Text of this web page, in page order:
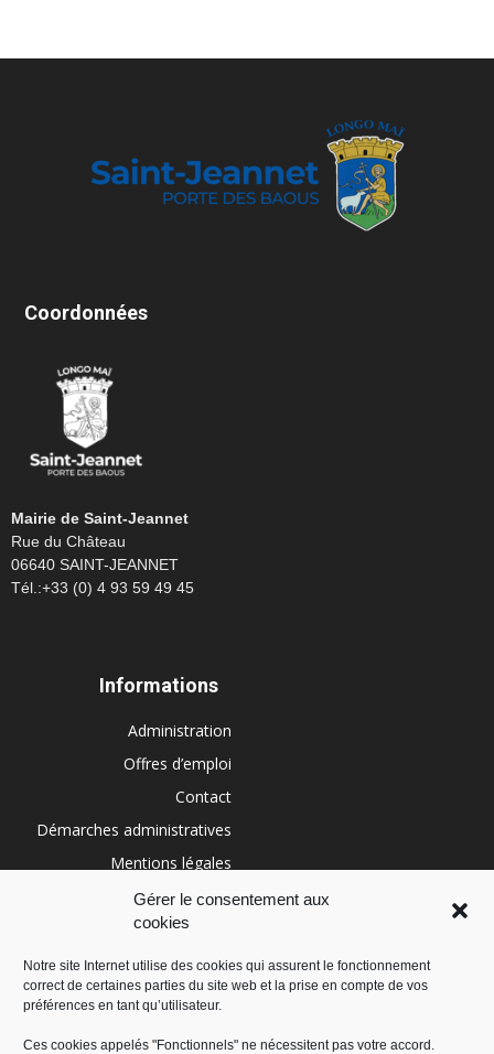
Gérer le consentement aux
cookies
Notre site Internet utilise des cookies qui assurent le fonctionnement
correct de certaines parties du site web et la prise en compte de vos
préférences en tant qu’utilisateur.
Ces cookies appelés "Fonctionnels" ne nécessitent pas votre accord.
Coordonnées
Mairie de Saint-Jeannet
Rue du Château
06640 SAINT-JEANNET
Tél.:+33 (0) 4 93 59 49 45
Informations
Administration
Offres d’emploi
Contact
Démarches administratives
Mentions légales
Conditions générales
Politique de cookies (UE)
RÉGION SUD